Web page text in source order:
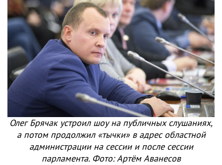
Олег Брячак устроил шоу на публичных слушаниях,
а потом продолжил «тычки» в адрес областной
администрации на сессии и после сессии
парламента. Фото: Артём Аванесов